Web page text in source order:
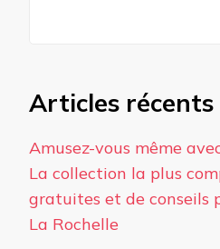
Articles récents
Amusez-vous même
La collection la plus
gratuites et de conseils
La Rochelle